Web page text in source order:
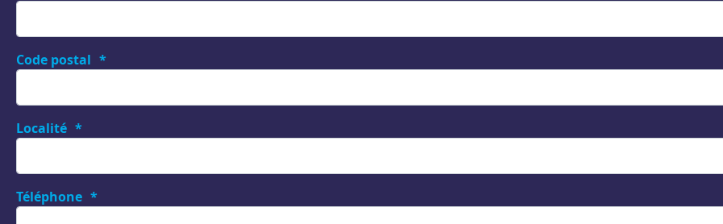
Code postal
Localité
Téléphone